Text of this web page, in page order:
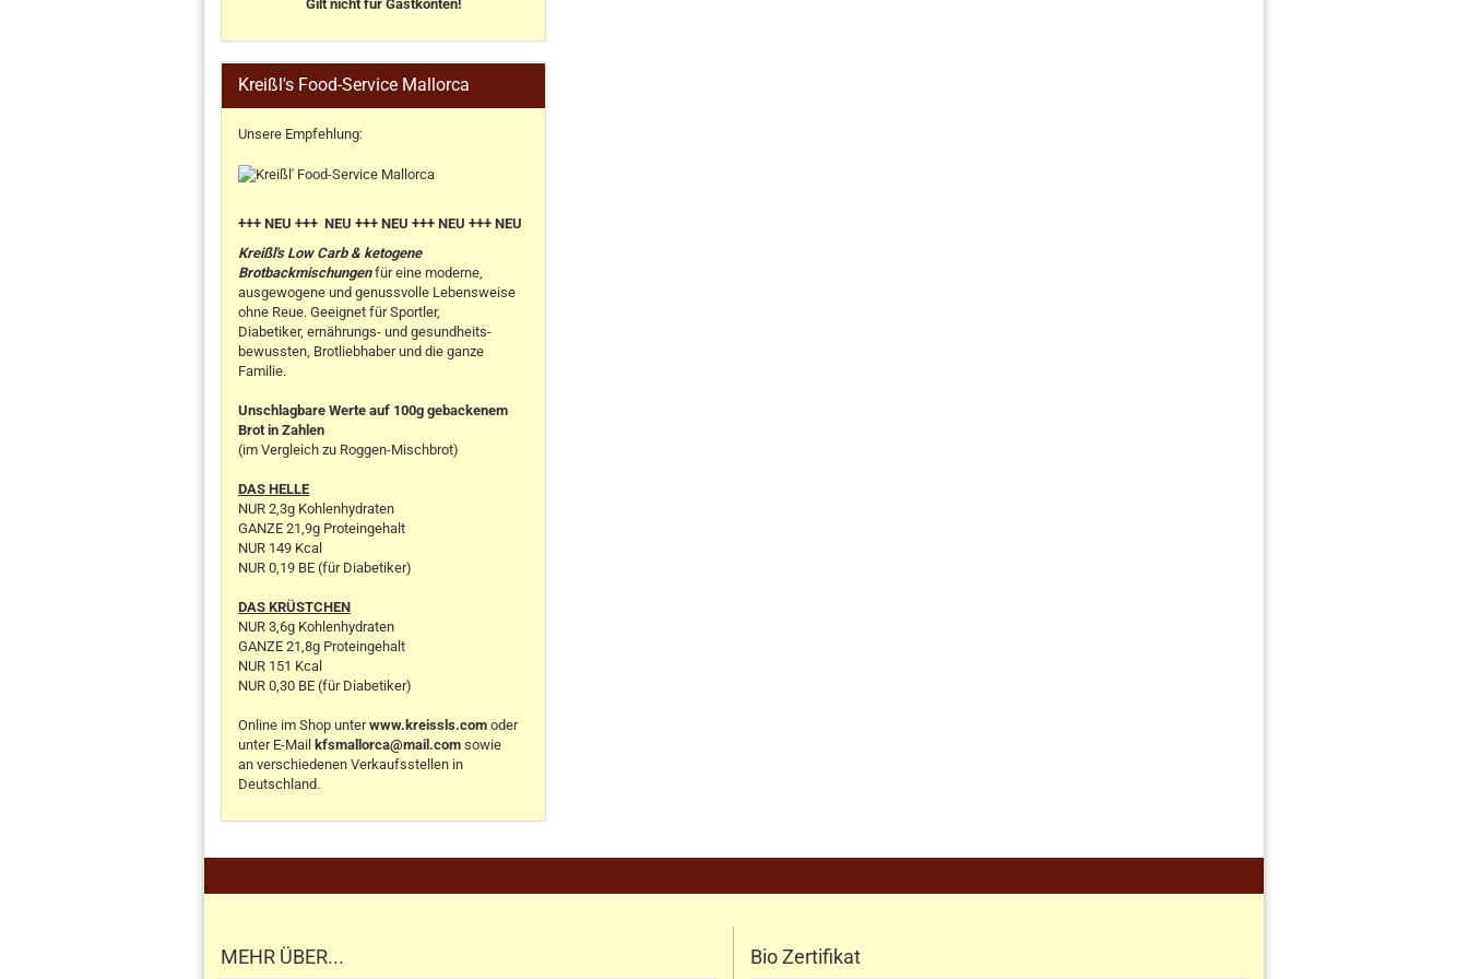
Gilt nicht für Gastkonten!
Kreißl's Food-Service Mallorca
Unsere Empfehlung:
+++ NEU +++ NEU +++ NEU +++ NEU +++ NEU
Kreißl's Low Carb & ketogene
Brotbackmischungenfür eine moderne,
ausgewogene und genussvolle Lebensweise
ohne Reue. Geeignet für Sportler,
Diabetiker, ernährungs- und gesundheits-
bewussten, Brotliebhaber und die ganze
Familie.
Unschlagbare Werte auf 100g gebackenem
Brot in Zahlen
(im Vergleich zu Roggen-Mischbrot)
DAS HELLE
NUR 2,3g Kohlenhydraten
GANZE 21,9g Proteingehalt
NUR 149 Kcal
NUR 0,19 BE (für Diabetiker)
DAS KRÜSTCHEN
NUR 3,6g Kohlenhydraten
GANZE 21,8g Proteingehalt
NUR 151 Kcal
NUR 0,30 BE (für Diabetiker)
Online im Shop unterwww.kreissls.com oder
unter E-Mail kfsmallorca@mail.com sowie
an verschiedenen Verkaufsstellen in
Deutschland.
.
MEHR ÜBER... Bio Zertifikat